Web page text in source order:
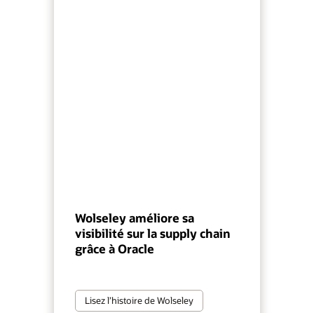
Wolseley améliore sa
visibilité sur la supply chain
grâce à Oracle
Lisez l’histoire de Wolseley